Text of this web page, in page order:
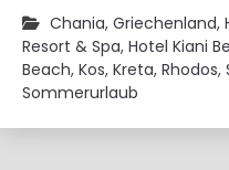
Chania, Griechenland,
Resort & Spa, Hotel Kiani
Beach, Kos, Kreta, Rhodos,
Sommerurlaub